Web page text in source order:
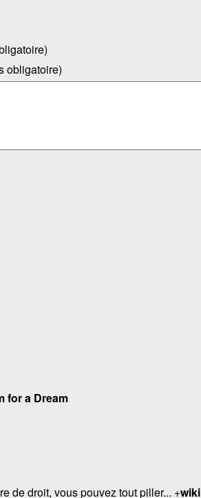
obligatoire)
for a Dream
de droit, vous pouvez tout piller... +wiki